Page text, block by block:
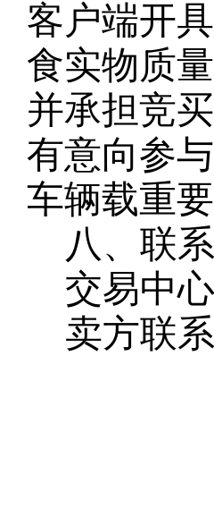
客户端开
食实物质
并承担竞
有意向参
车辆载重
八、联
交易中
卖方联